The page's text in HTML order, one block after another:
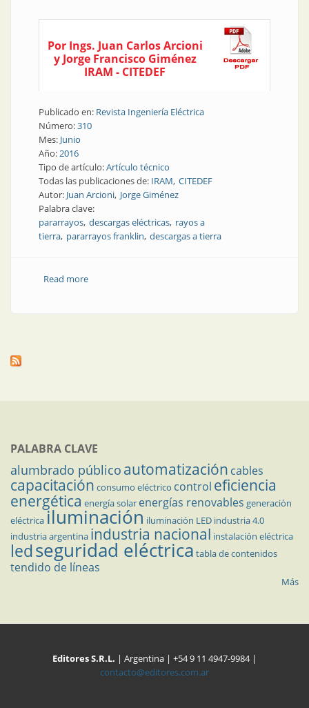
Por Ings. Juan Carlos Arcioni
y Jorge Francisco Giménez
IRAM - CITEDEF
Publicado en: Revista Ingeniería Eléctrica
Número:310
Mes: Junio
Año:2016
Tipo de artículo:Artículo técnico
Todas las publicaciones de: IRAM CITEDEF
Autor: Juan Arcioni Jorge Giménez
Palabra clave:
pararrayos descargas eléctricas rayos a
tierra pararrayos franklin descargas a tierra
Read moreabout Nota técnica | Las puntas agudas y romas de
PALABRA CLAVE
alumbrado público automatización cables
capacitación consumo eléctrico control eficiencia
energética energía solar energías renovables generación
eléctricailuminación iluminación LED industria 4.0
industria argentina industria nacional instalación eléctrica
ledseguridad eléctrica tabla de contenidos
tendido de líneas
Más
Editores S.R.L. | Argentina | +54 9 11 4947-9984 |
contacto@editores.com.ar